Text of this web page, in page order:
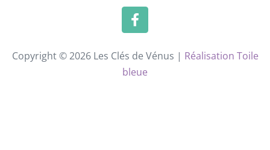
Copyright © 2026 Les Clés de Vénus | Réalisation Toile
bleue